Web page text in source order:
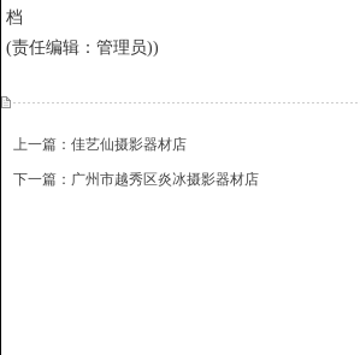
档
(责任编辑：管理员))
上一篇：佳艺仙摄影器材店
下一篇：广州市越秀区炎冰摄影器材店